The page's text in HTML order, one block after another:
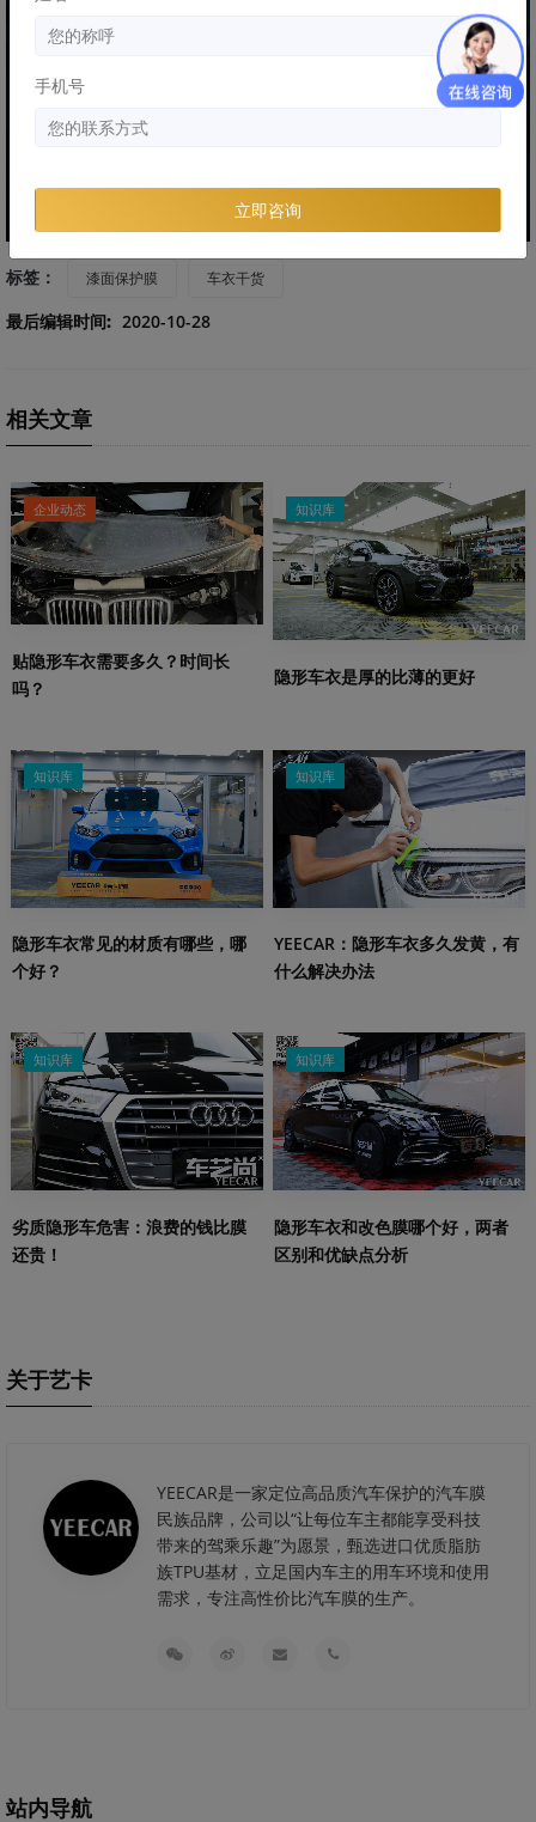
标签： 漆面保护膜 车衣干货
最后编辑时间: 2020-10-28
相关文章
企业动态
贴隐形车衣需要多久？时间长
吗？
知识库
隐形车衣是厚的比薄的更好
知识库
隐形车衣常见的材质有哪些，哪
个好？
知识库
YEECAR：隐形车衣多久发黄，有
什么解决办法
知识库
劣质隐形车危害：浪费的钱比膜
还贵！
知识库
隐形车衣和改色膜哪个好，两者
区别和优缺点分析
关于艺卡
YEECAR是一家定位高品质汽车保护的汽车膜
民族品牌，公司以“让每位车主都能享受科技
带来的驾乘乐趣”为愿景，甄选进口优质脂肪
族TPU基材，立足国内车主的用车环境和使用
需求，专注高性价比汽车膜的生产。
站内导航
手机号
立即咨询